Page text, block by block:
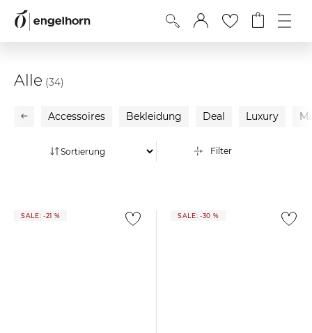
Alle (34)
Accessoires Bekleidung Deal Luxury
Filter
SALE: -21 % SALE: -30 %